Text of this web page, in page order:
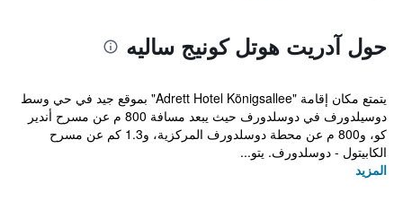
حول آدريت هوتل كونيج ساليه
يتمتع مكان إقامة "Adrett Hotel Königsallee" بموقع جيد في حي وسط
دوسيلدورف في دوسلدورف حيث يبعد مسافة 800 م عن مسرح أندير
كو، و800 م عن محطة دوسلدورف المركزية، و1.3 كم عن مسرح
الكابيتول - دوسلدورف. يتو...
المزيد